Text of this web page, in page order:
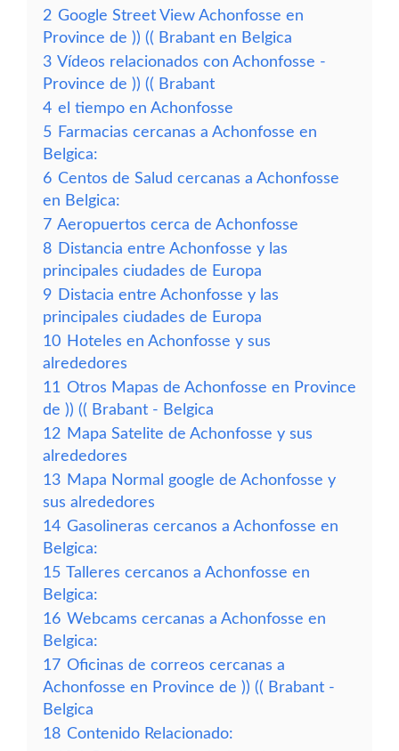
2 Google Street View Achonfosse en
Province de )) (( Brabant en Belgica
3 Vídeos relacionados con Achonfosse -
Province de )) (( Brabant
4 el tiempo en Achonfosse
5 Farmacias cercanas a Achonfosse en
Belgica:
6 Centos de Salud cercanas a Achonfosse
en Belgica:
7 Aeropuertos cerca de Achonfosse
8 Distancia entre Achonfosse y las
principales ciudades de Europa
9 Distacia entre Achonfosse y las
principales ciudades de Europa
10 Hoteles en Achonfosse y sus
alrededores
11 Otros Mapas de Achonfosse en Province
de )) (( Brabant - Belgica
12 Mapa Satelite de Achonfosse y sus
alrededores
13 Mapa Normal google de Achonfosse y
sus alrededores
14 Gasolineras cercanos a Achonfosse en
Belgica:
15 Talleres cercanos a Achonfosse en
Belgica:
16 Webcams cercanas a Achonfosse en
Belgica:
17 Oficinas de correos cercanas a
Achonfosse en Province de )) (( Brabant -
Belgica
18 Contenido Relacionado: